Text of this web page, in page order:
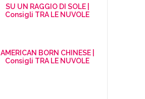
SU UN RAGGIO DI SOLE |
Consigli TRA LE NUVOLE
AMERICAN BORN CHINESE |
Consigli TRA LE NUVOLE